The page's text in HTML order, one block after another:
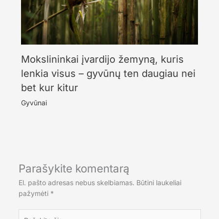
Mokslininkai įvardijo žemyną, kuris
lenkia visus – gyvūnų ten daugiau nei
bet kur kitur
Gyvūnai
Parašykite komentarą
El. pašto adresas nebus skelbiamas. Būtini laukeliai
pažymėti *